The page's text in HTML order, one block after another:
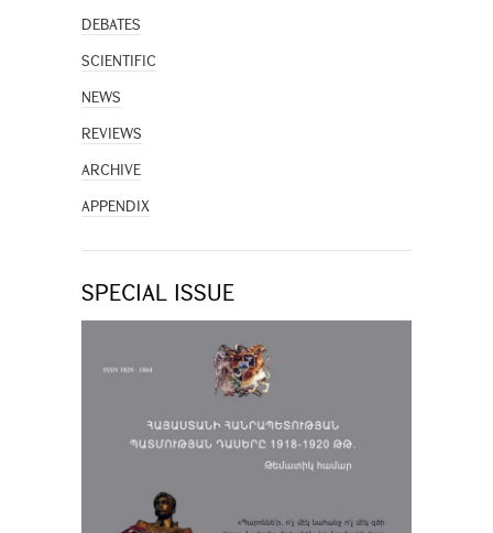
DEBATES
SCIENTIFIC
NEWS
REVIEWS
ARCHIVE
APPENDIX
SPECIAL ISSUE